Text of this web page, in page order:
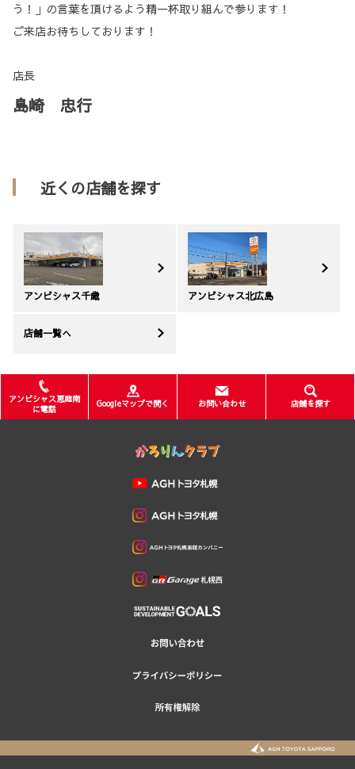
う！」の言葉を頂けるよう精一杯取り組んで参ります！
ご来店お待ちしております！
店長
島崎 忠行
近くの店舗を探す
アンビシャス千歳 アンビシャス北広島
店舗一覧へ
アンビシャス恵庭南
に電話
Googleマップで開く お問い合わせ 店舗を探す